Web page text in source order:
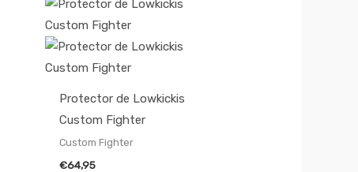
Protector de Lowkickis
Custom Fighter
Custom Fighter
€64,95